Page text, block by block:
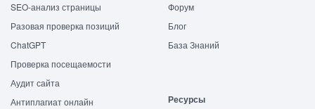
SEO-анализ страницы
Разовая проверка позиций
ChatGPT
Проверка посещаемости
Аудит сайта
Антиплагиат онлайн
Форум
Блог
База Знаний
Ресурсы